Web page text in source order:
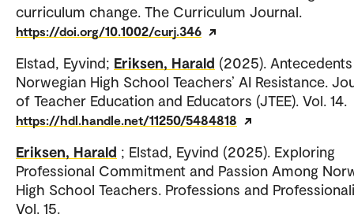
curriculum change. The Curriculum Journal.
https://doi.org/10.1002/curj.346
Elstad, Eyvind; Eriksen, Harald (2025).
Norwegian High School Teachers’ AI Resistance.
of Teacher Education and Educators (JTEE). Vol. 14.
https://hdl.handle.net/11250/5484818
Eriksen, Harald ; Elstad, Eyvind (2025). Exploring
Professional Commitment and Passion Among
High School Teachers. Professions and
Vol. 15.